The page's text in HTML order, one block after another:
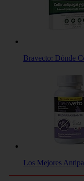
Bravecto: Dónde
Los Mejores